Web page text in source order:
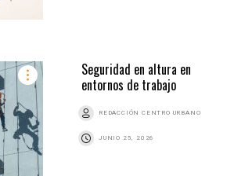
Seguridad en altura en
entornos de trabajo
REDACCIÓN CENTRO URBANO
JUNIO 25, 2026